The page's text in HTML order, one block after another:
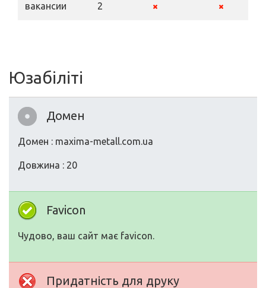
вакансии 2
Юзабіліті
Домен
Домен : maxima-metall.com.ua
Довжина : 20
Favicon
Чудово, ваш сайт має favicon.
Придатність для друку